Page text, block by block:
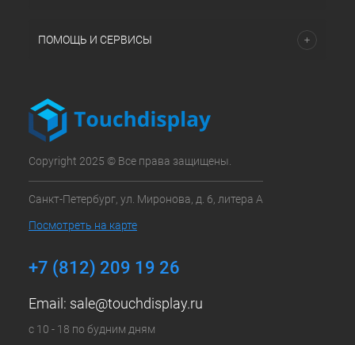
ПОМОЩЬ И СЕРВИСЫ
Copyright 2025 © Все права защищены.
Санкт-Петербург, ул. Миронова, д. 6, литера А
Посмотреть на карте
+7 (812) 209 19 26
Email: sale@touchdisplay.ru
с 10 - 18 по будним дням